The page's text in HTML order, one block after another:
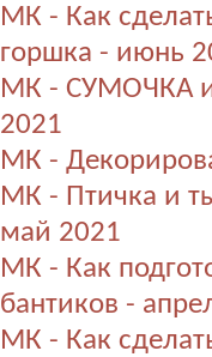
МК - Как
горшка - июнь
МК - СУМОЧКА
2021
МК -
МК - Птичка и
май 2021
МК - Как
бантиков -
МК - Как